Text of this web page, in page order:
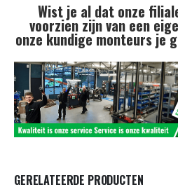
Wist je al dat onze
voorzien zijn van een
onze kundige monteurs je
GERELATEERDE PRODUCTEN